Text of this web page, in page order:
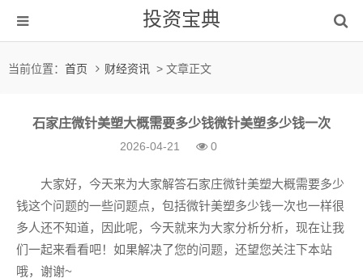
投资宝典
当前位置： 首页 财经资讯 > 文章正文
石家庄微针美塑大概需要多少钱微针美塑多少钱一次
2026-04-21 0
大家好，今天来为大家解答石家庄微针美塑大概需要多少
钱这个问题的一些问题点，包括微针美塑多少钱一次也一样很
多人还不知道，因此呢，今天就来为大家分析分析，现在让我
们一起来看看吧！如果解决了您的问题，还望您关注下本站
哦，谢谢~